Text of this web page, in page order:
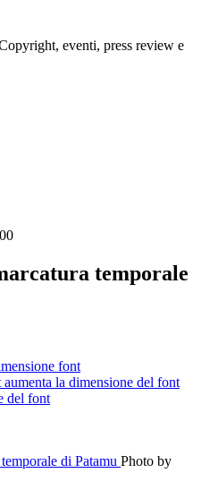
eventi, press review e
temporale
font
aumenta la dimensione del font
Photo by